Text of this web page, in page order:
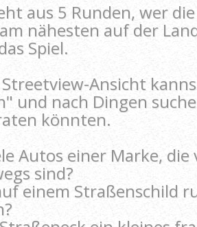
aus 5 Runden, wer
nähesten auf der
Spiel.
Ansicht
und nach Dingen
könnten.
Autos einer Marke, die
sind?
einem Straßenschild